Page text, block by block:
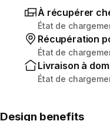
À récupérer
État de
Récupération
État de
Livraison à
État de
Design benefits